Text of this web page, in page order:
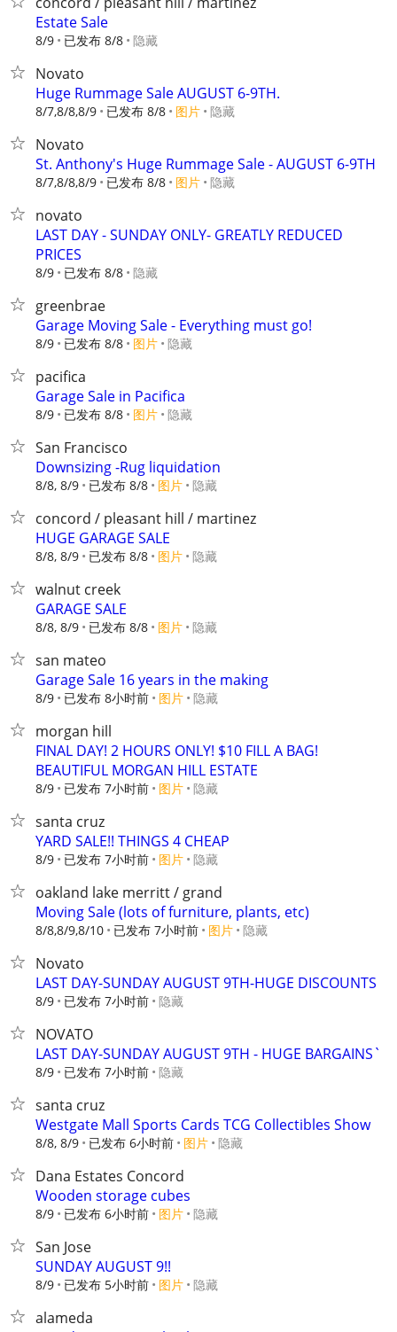
Estate Sale
8/9 已发布 8/8 隐藏
Novato
Huge Rummage Sale AUGUST 6-9TH.
8/7,8/8,8/9 已发布 8/8 图片 隐藏
Novato
St. Anthony's Huge Rummage Sale - AUGUST 6-9TH
8/7,8/8,8/9 已发布 8/8 图片 隐藏
novato
LAST DAY - SUNDAY ONLY- GREATLY REDUCED
PRICES
8/9 已发布 8/8 隐藏
greenbrae
Garage Moving Sale - Everything must go!
8/9 已发布 8/8 图片 隐藏
pacifica
Garage Sale in Pacifica
8/9 已发布 8/8 图片 隐藏
San Francisco
Downsizing -Rug liquidation
8/8, 8/9 已发布 8/8 图片 隐藏
concord / pleasant hill / martinez
HUGE GARAGE SALE
8/8, 8/9 已发布 8/8 图片 隐藏
walnut creek
GARAGE SALE
8/8, 8/9 已发布 8/8 图片 隐藏
san mateo
Garage Sale 16 years in the making
8/9 已发布 8小时前 图片 隐藏
morgan hill
FINAL DAY! 2 HOURS ONLY! $10 FILL A BAG!
BEAUTIFUL MORGAN HILL ESTATE
8/9 已发布 7小时前 图片 隐藏
santa cruz
YARD SALE!! THINGS 4 CHEAP
8/9 已发布 7小时前 图片 隐藏
oakland lake merritt / grand
Moving Sale (lots of furniture, plants, etc)
8/8,8/9,8/10 已发布 7小时前 图片 隐藏
Novato
LAST DAY-SUNDAY AUGUST 9TH-HUGE DISCOUNTS
8/9 已发布 7小时前 隐藏
NOVATO
LAST DAY-SUNDAY AUGUST 9TH - HUGE BARGAINS`
8/9 已发布 7小时前 隐藏
santa cruz
Westgate Mall Sports Cards TCG Collectibles Show
8/8, 8/9 已发布 6小时前 图片 隐藏
Dana Estates Concord
Wooden storage cubes
8/9 已发布 6小时前 图片 隐藏
San Jose
SUNDAY AUGUST 9!!
8/9 已发布 5小时前 图片 隐藏
alameda